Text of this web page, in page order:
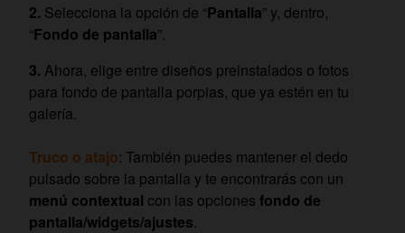
Selecciona la opción de “Pantalla” y, dentro,
“Fondo de pantalla”.
Ahora, elige entre diseños preinstalados o fotos
para fondo de pantalla porpias, que ya estén en tu
galería.
Truco o atajo: También puedes mantener el dedo
pulsado sobre la pantalla y te encontrarás con un
menú contextual con las opciones fondo de
pantalla/widgets/ajustes.